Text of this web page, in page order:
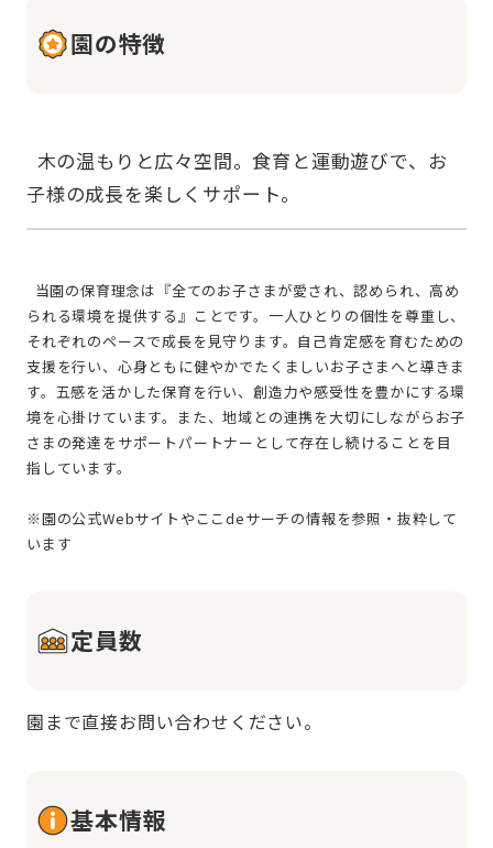
園の特徴
られる環境を提供する』ことです。一人ひとりの個性を尊重し、
それぞれのペースで成長を見守ります。自己肯定感を育むための
支援を行い、心身ともに健やかでたくましいお子さまへと導きま
す。五感を活かした保育を行い、創造力や感受性を豊かにする環
境を心掛けています。また、地域との連携を大切にしながらお子
さまの発達をサポートパートナーとして存在し続けることを目
指しています。
※園の公式Webサイトやここdeサーチの情報を参照・抜粋して
定員数
園まで直接お問い合わせください。
基本情報